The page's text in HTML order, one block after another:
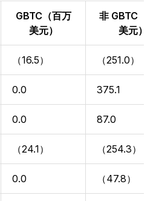
GBTC（百万
美元）
非 GBTC（
美元）
（16.5） （251.0）
0.0 375.1
0.0 87.0
（24.1） （254.3）
0.0 （47.8）